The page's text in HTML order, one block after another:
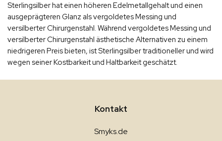
Sterlingsilber hat einen höheren Edelmetallgehalt und einen
ausgeprägteren Glanz als vergoldetes Messing und
versilberter Chirurgenstahl. Während vergoldetes Messing und
versilberter Chirurgenstahl ästhetische Alternativen zu einem
niedrigeren Preis bieten, ist Sterlingsilber traditioneller und wird
wegen seiner Kostbarkeit und Haltbarkeit geschätzt.
Kontakt
Smyks.de